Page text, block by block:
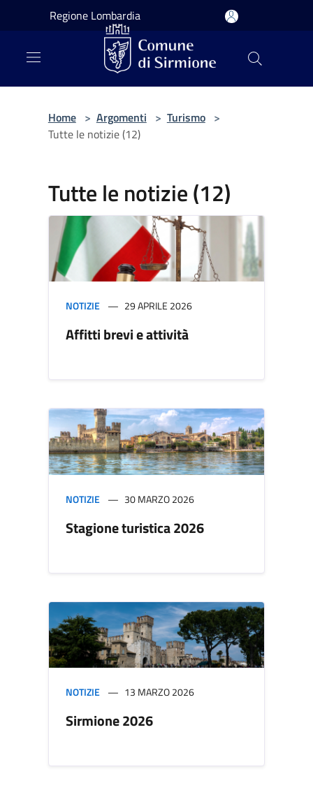
Salta al contenuto principale
Regione Lombardia
Home > Argomenti > Turismo >
Tutte le notizie (12)
Tutte le notizie (12)
NOTIZIE 29 APRILE 2026
Affitti brevi e attività
NOTIZIE 30 MARZO 2026
Stagione turistica 2026
NOTIZIE 13 MARZO 2026
Sirmione 2026